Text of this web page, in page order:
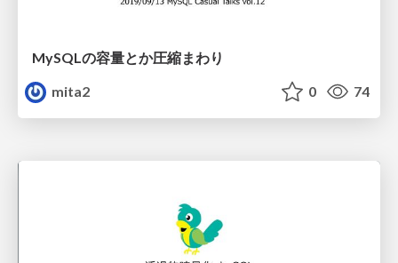
MySQLの容量とか圧縮まわり
mita2
0 74